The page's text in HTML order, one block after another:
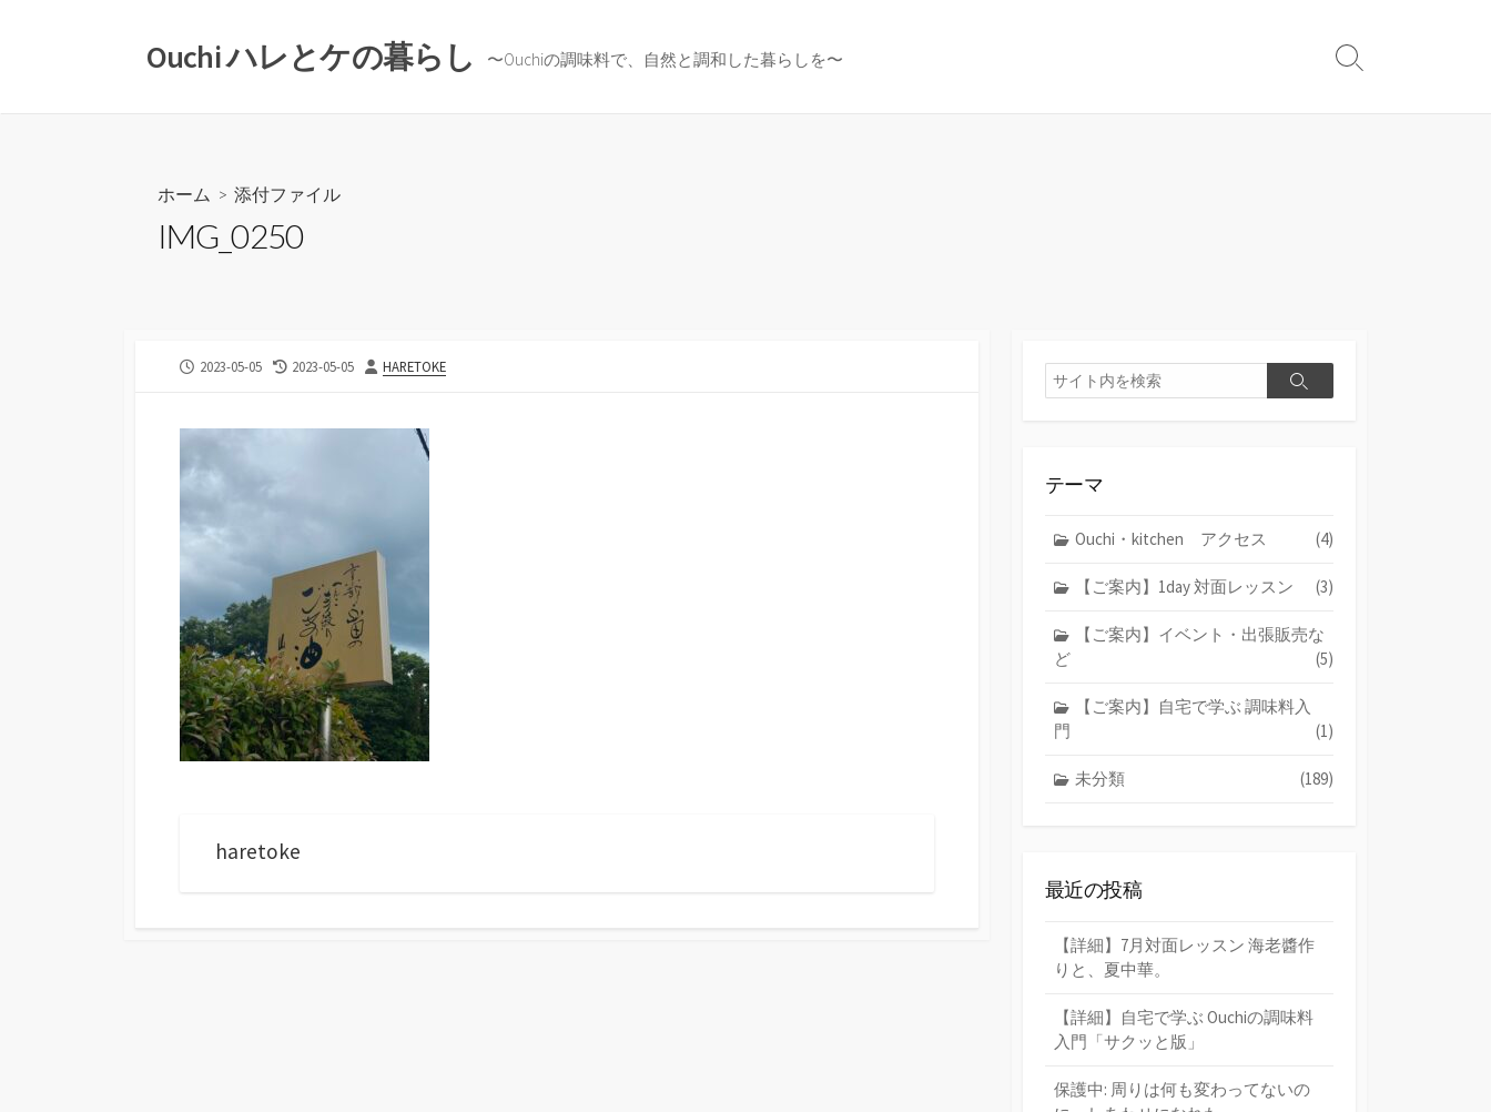
Ouchi ハレとケの暮らし 〜Ouchiの調味料で、自然と調和した暮らしを〜
検
ホーム > 添付ファイル
IMG_0250
公
2023-05-05
最
新
2023-05-05
投
HARETOKE
haretoke
検
索
検
テーマ
Ouchi・kitchen アクセス (4)
【ご案内】1day 対面レッスン (3)
【ご案内】イベント・出張販売な
ど
(5)
【ご案内】自宅で学ぶ 調味料入
門
(1)
未分類 (189)
最近の投稿
【詳細】7月対面レッスン 海老醬作
りと、夏中華。
【詳細】自宅で学ぶ Ouchiの調味料
入門「サクッと版」
保護中: 周りは何も変わってないの